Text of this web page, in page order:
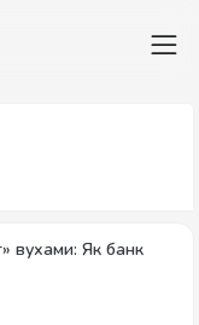
вухами: Як банк